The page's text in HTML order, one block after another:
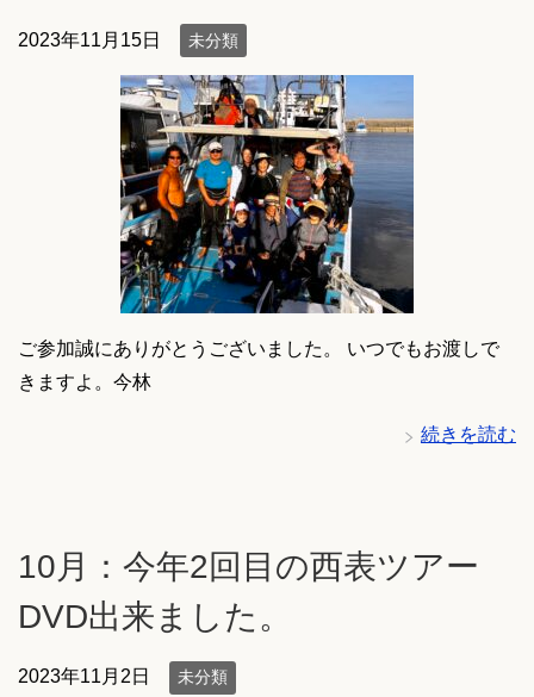
2023年11月15日 未分類
ご参加誠にありがとうございました。 いつでもお渡しで
きますよ。今林
続きを読む
10月：今年2回目の西表ツアー
DVD出来ました。
2023年11月2日 未分類